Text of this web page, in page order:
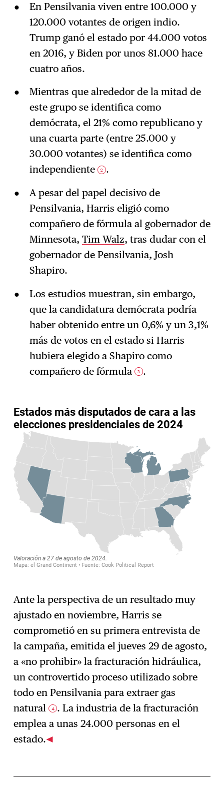
En Pensilvania viven entre 100.000 y
120.000 votantes de origen indio.
Trump ganó el estado por 44.000 votos
en 2016, y Biden por unos 81.000 hace
cuatro años.
Mientras que alrededor de la mitad de
este grupo se identifica como
demócrata, el 21% como republicano y
una cuarta parte (entre 25.000 y
30.000 votantes) se identifica como
independiente
2 .
A pesar del papel decisivo de
Pensilvania, Harris eligió como
compañero de fórmula al gobernador de
Minnesota, Tim Walz, tras dudar con el
gobernador de Pensilvania, Josh
Shapiro.
Los estudios muestran, sin embargo,
que la candidatura demócrata podría
haber obtenido entre un 0,6% y un 3,1%
más de votos en el estado si Harris
hubiera elegido a Shapiro como
compañero de fórmula
3 .
Ante la perspectiva de un resultado muy
ajustado en noviembre, Harris se
comprometió en su primera entrevista de
la campaña, emitida el jueves 29 de agosto,
a «no prohibir» la fracturación hidráulica,
un controvertido proceso utilizado sobre
todo en Pensilvania para extraer gas
natural 4 . La industria de la fracturación
emplea a unas 24.000 personas en el
estado.